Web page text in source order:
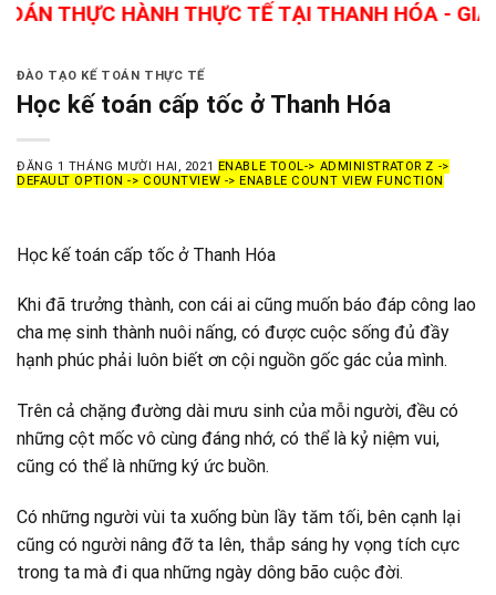
HÀNH THỰC TẾ TẠI THANH HÓA - GIÁO
ĐÀO TẠO KẾ TOÁN THỰC TẾ
Học kế toán cấp tốc ở Thanh Hóa
ĐĂNG 1 THÁNG MƯỜI HAI, 2021 ENABLE TOOL-> ADMINISTRATOR Z ->
DEFAULT OPTION -> COUNTVIEW -> ENABLE COUNT VIEW FUNCTION
Học kế toán cấp tốc ở Thanh Hóa
Khi đã trưởng thành, con cái ai cũng muốn báo đáp công lao
cha mẹ sinh thành nuôi nấng, có được cuộc sống đủ đầy
hạnh phúc phải luôn biết ơn cội nguồn gốc gác của mình.
Trên cả chặng đường dài mưu sinh của mỗi người, đều có
những cột mốc vô cùng đáng nhớ, có thể là kỷ niệm vui,
cũng có thể là những ký ức buồn.
Có những người vùi ta xuống bùn lầy tăm tối, bên cạnh lại
cũng có người nâng đỡ ta lên, thắp sáng hy vọng tích cực
trong ta mà đi qua những ngày dông bão cuộc đời.